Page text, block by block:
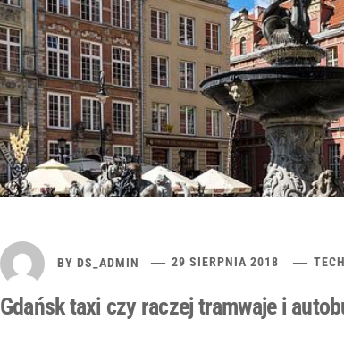
BY DS_ADMIN 29 SIERPNIA 2018
Gdańsk taxi czy raczej tramwaje i